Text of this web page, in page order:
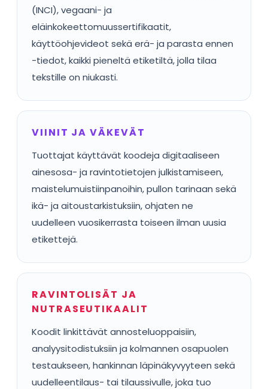
(INCI), vegaani- ja
eläinkokeettomuussertifikaatit,
käyttöohjevideot sekä erä- ja parasta ennen
-tiedot, kaikki pieneltä etiketiltä, jolla tilaa
tekstille on niukasti.
VIINIT JA VÄKEVÄT
Tuottajat käyttävät koodeja digitaaliseen
ainesosa- ja ravintotietojen julkistamiseen,
maistelumuistiinpanoihin, pullon tarinaan sekä
ikä- ja aitoustarkistuksiin, ohjaten ne
uudelleen vuosikerrasta toiseen ilman uusia
etikettejä.
RAVINTOLISÄT JA
NUTRASEUTIKAALIT
Koodit linkittävät annosteluoppaisiin,
analyysitodistuksiin ja kolmannen osapuolen
testaukseen, hankinnan läpinäkyvyyteen sekä
uudelleentilaus- tai tilaussivulle, joka tuo